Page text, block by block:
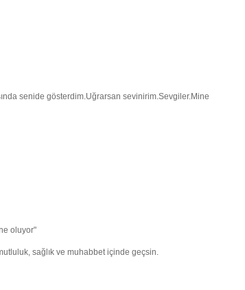
senide gösterdim.Uğrarsan sevinirim.Sevgiler.Mine
oluyor"
sağlık ve muhabbet içinde geçsin.